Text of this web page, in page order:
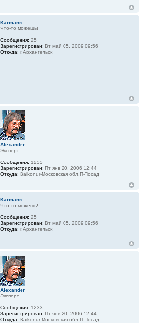
Karmann
Что-то можешь!
Сообщения: 25
Зарегистрирован: Вт май 05, 2009 09:56
Откуда: г.Архангельск
Alexander
Эксперт
Сообщения: 1233
Зарегистрирован: Пт янв 20, 2006 12:44
Откуда: Baikonur-Московская обл.П-Посад
Karmann
Что-то можешь!
Сообщения: 25
Зарегистрирован: Вт май 05, 2009 09:56
Откуда: г.Архангельск
Alexander
Эксперт
Сообщения: 1233
Зарегистрирован: Пт янв 20, 2006 12:44
Откуда: Baikonur-Московская обл.П-Посад